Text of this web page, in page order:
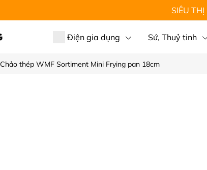
SIÊU
Điện gia dụng Sứ, Thuỷ tinh
Chảo thép WMF Sortiment Mini Frying pan 18cm